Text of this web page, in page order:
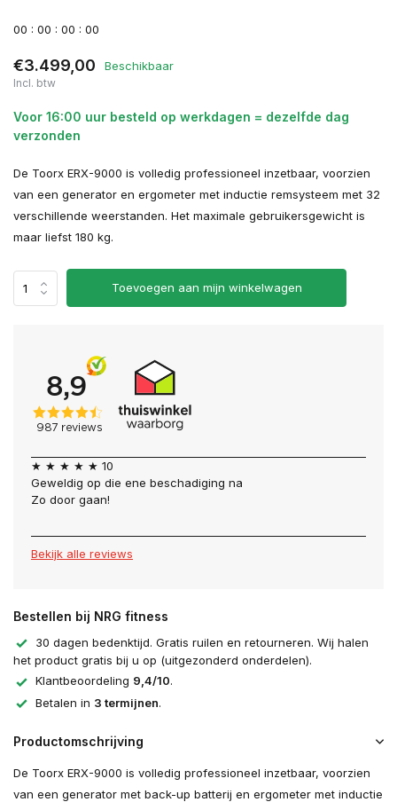
00 : 00 : 00 : 00
€3.499,00 Beschikbaar
Incl. btw
Voor 16:00 uur besteld op werkdagen = dezelfde dag
verzonden
De Toorx ERX-9000 is volledig professioneel inzetbaar, voorzien
van een generator en ergometer met inductie remsysteem met 32
verschillende weerstanden. Het maximale gebruikersgewicht is
maar liefst 180 kg.
Toevoegen aan mijn winkelwagen
★ ★ ★ ★ ★ 10
Geweldig op die ene beschadiging na
Zo door gaan!
Bekijk alle reviews
Bestellen bij NRG fitness
30 dagen bedenktijd. Gratis ruilen en retourneren. Wij halen
het product gratis bij u op (uitgezonderd onderdelen).
Klantbeoordeling 9,4/10.
Betalen in 3 termijnen.
Productomschrijving
De Toorx ERX-9000 is volledig professioneel inzetbaar, voorzien
van een generator met back-up batterij en ergometer met inductie